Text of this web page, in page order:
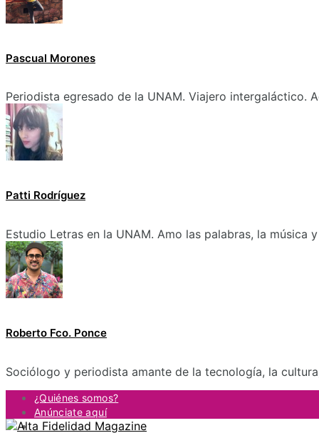
Pascual Morones
Periodista egresado de la UNAM. Viajero intergaláctico.
Patti Rodríguez
Estudio Letras en la UNAM. Amo las palabras, la música
Roberto Fco. Ponce
Sociólogo y periodista amante de la tecnología, la
¿Quiénes somos?
Anúnciate aquí
Contacto